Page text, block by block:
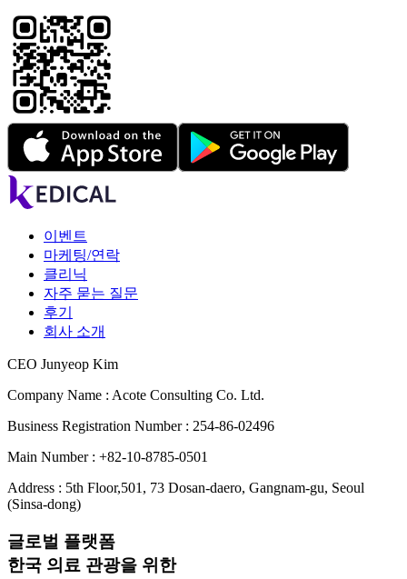
이벤트
마케팅/연락
클리닉
자주 묻는 질문
후기
회사 소개
CEO Junyeop Kim
Company Name : Acote Consulting Co. Ltd.
Business Registration Number : 254-86-02496
Main Number : +82-10-8785-0501
Address : 5th Floor,501, 73 Dosan-daero, Gangnam-gu, Seoul
(Sinsa-dong)
글로벌 플랫폼
한국 의료 관광을 위한